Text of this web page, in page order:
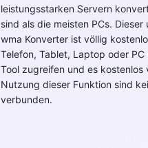
leistungsstarken Servern
sind als die meisten PCs.
wma Konverter ist völlig
Telefon, Tablet, Laptop oder
Tool zugreifen und es
Nutzung dieser Funktion sind
verbunden.